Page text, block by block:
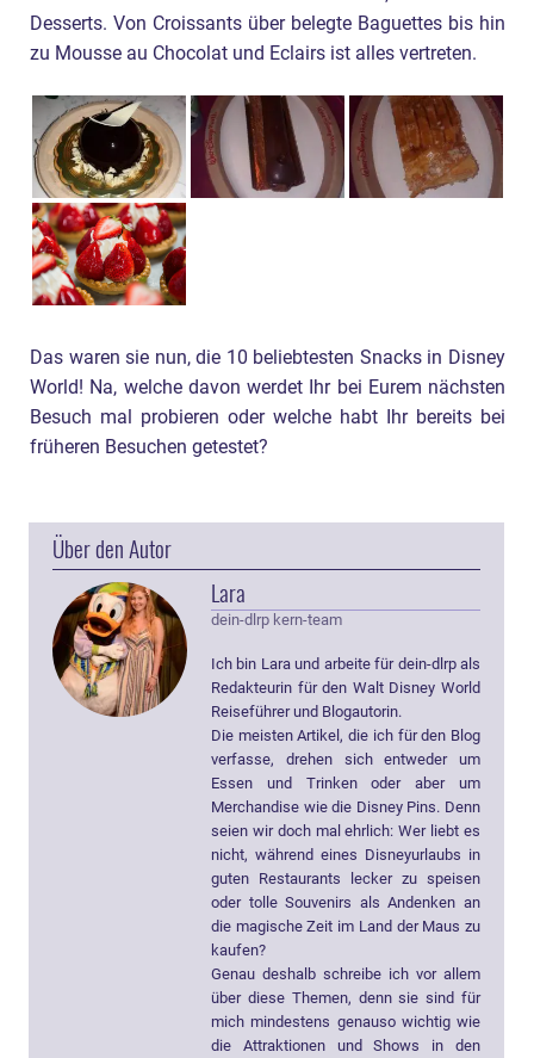
Desserts. Von Croissants über belegte Baguettes bis hin
zu Mousse au Chocolat und Eclairs ist alles vertreten.
Das waren sie nun, die 10 beliebtesten Snacks in Disney
World! Na, welche davon werdet Ihr bei Eurem nächsten
Besuch mal probieren oder welche habt Ihr bereits bei
früheren Besuchen getestet?
Über den Autor
Lara
dein-dlrp kern-team
Ich bin Lara und arbeite für dein-dlrp als
Redakteurin für den Walt Disney World
Reiseführer und Blogautorin.
Die meisten Artikel, die ich für den Blog
verfasse, drehen sich entweder um
Essen und Trinken oder aber um
Merchandise wie die Disney Pins. Denn
seien wir doch mal ehrlich: Wer liebt es
nicht, während eines Disneyurlaubs in
guten Restaurants lecker zu speisen
oder tolle Souvenirs als Andenken an
die magische Zeit im Land der Maus zu
kaufen?
Genau deshalb schreibe ich vor allem
über diese Themen, denn sie sind für
mich mindestens genauso wichtig wie
die Attraktionen und Shows in den